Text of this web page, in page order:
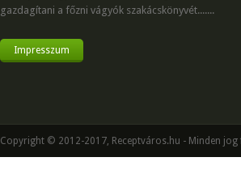
gazdagítani a főzni vágyók szakácskönyvét.......
Impresszum
Copyright © 2012-2017, Receptváros.hu - Minden jog